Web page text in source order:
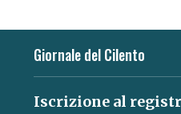
Giornale del Cilento
Iscrizione al